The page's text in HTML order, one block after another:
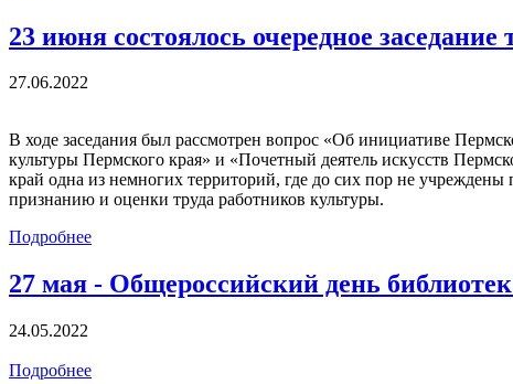
23 июня состоялось очередное
27.06.2022
В ходе заседания был рассмотрен вопрос «Об инициативе
культуры Пермского края» и «Почетный деятель искусств
край одна из немногих территорий, где до сих пор не
признанию и оценки труда работников культуры.
Подробнее
27 мая - Общероссийский день
24.05.2022
Подробнее